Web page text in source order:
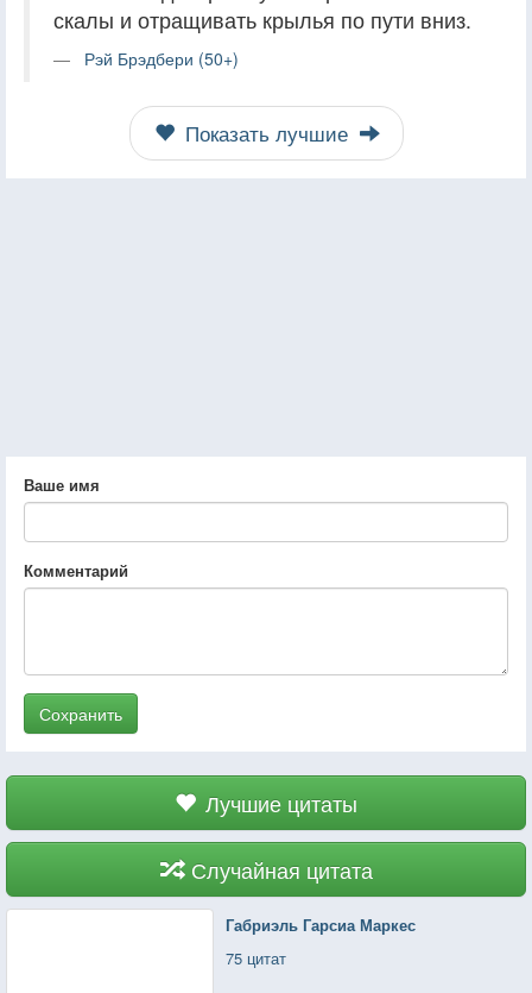
скалы и отращивать крылья по пути вниз.
Рэй Брэдбери (50+)
Показать лучшие
Ваше имя
Комментарий
Сохранить
Лучшие цитаты
Случайная цитата
Габриэль Гарсиа Маркес
75 цитат